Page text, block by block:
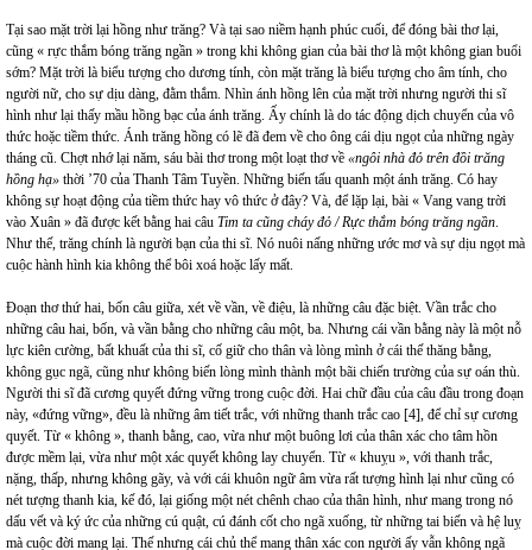
Tại sao mặt trời lại hồng như trăng? Và tại sao niềm hạnh phúc cuối, để đóng bài thơ lại,
cũng « rực thắm bóng trăng ngần » trong khi không gian của bài thơ là một không gian buổi
sớm? Mặt trời là biểu tượng cho dương tính, còn mặt trăng là biểu tượng cho âm tính, cho
người nữ, cho sự dịu dàng, đằm thắm. Nhìn ánh hồng lên của mặt trời nhưng người thi sĩ
hình như lại thấy mầu hồng bạc của ánh trăng. Ấy chính là do tác động dịch chuyển của vô
thức hoặc tiềm thức. Ánh trăng hồng có lẽ đã đem về cho ông cái dịu ngọt của những ngày
tháng cũ. Chợt nhớ lại năm, sáu bài thơ trong một loạt thơ về «ngôi nhà đỏ trên đồi trăng
hồng hạ» thời ’70 của Thanh Tâm Tuyền. Những biến tấu quanh một ánh trăng. Có hay
không sự hoạt động của tiềm thức hay vô thức ở đây? Và, để lặp lại, bài « Vang vang trời
vào Xuân » đã được kết bằng hai câu Tim ta cũng cháy đỏ / Rực thắm bóng trăng ngần.
Như thế, trăng chính là người bạn của thi sĩ. Nó nuôi nấng những ước mơ và sự dịu ngọt mà
cuộc hành hình kia không thể bôi xoá hoặc lấy mất.
Đoạn thơ thứ hai, bốn câu giữa, xét về vần, về điệu, là những câu đặc biệt. Vần trắc cho
những câu hai, bốn, và vần bằng cho những câu một, ba. Nhưng cái vần bằng này là một nỗ
lực kiên cường, bất khuất của thi sĩ, cố giữ cho thân và lòng mình ở cái thế thăng bằng,
không gục ngã, cũng như không biến lòng mình thành một bãi chiến trường của sự oán thù.
Người thi sĩ đã cương quyết đứng vững trong cuộc đời. Hai chữ đầu của câu đầu trong đoạn
này, «đứng vững», đều là những âm tiết trắc, với những thanh trắc cao [4], để chỉ sự cương
quyết. Từ « không », thanh bằng, cao, vừa như một buông lơi của thân xác cho tâm hồn
được mềm lại, vừa như một xác quyết không lay chuyển. Từ « khuỵu », với thanh trắc,
nặng, thấp, nhưng không gãy, và với cái khuôn ngữ âm vừa rất tượng hình lại như cũng có
nét tượng thanh kia, kế đó, lại giống một nét chênh chao của thân hình, như mang trong nó
dấu vết và ký ức của những cú quật, cú đánh cốt cho ngã xuống, từ những tai biến và hệ luỵ
mà cuộc đời mang lại. Thế nhưng cái chủ thể mang thân xác con người ấy vẫn không ngã